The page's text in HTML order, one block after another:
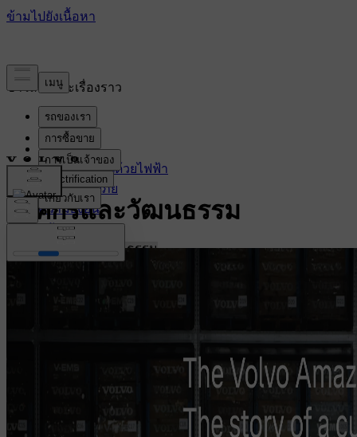
ข่าวสารและเรื่องราว
ล่าสุด
การขับเคลื่อนด้วยไฟฟ้า
ความปลอดภัย
ความยั่งยืน
นวัตกรรม
องค์กรและวัฒนธรรม
องค์กรและวัฒนธรรม